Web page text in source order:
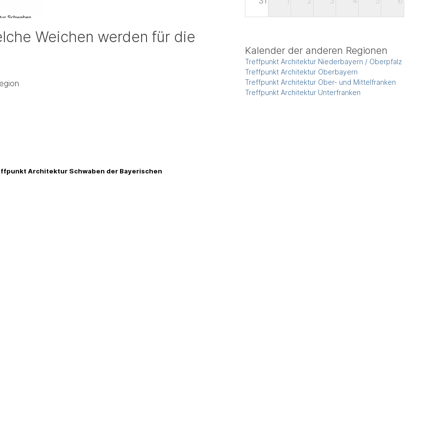
Weichen werden für die
Architektur Schwaben der Bayerischen
Kalender der anderen Regionen
Treffpunkt Architektur Niederbayern / Oberpfalz
Treffpunkt Architektur Oberbayern
Treffpunkt Architektur Ober- und Mittelfranken
Treffpunkt Architektur Unterfranken